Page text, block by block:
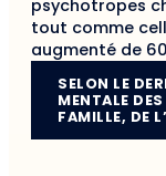
psychotropes
tout comme
augmenté de
SELON LE
MENTALE
FAMILLE, DE